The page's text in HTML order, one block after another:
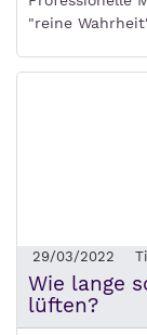
"reine
29/03/2022
Wie lange
lüften?